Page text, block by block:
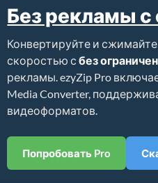
Без рекламы с
Конвертируйте и
скоростью сбез
рекламы. ezyZip Pro
Media Converter,
видеоформатов.
Попробовать Pro